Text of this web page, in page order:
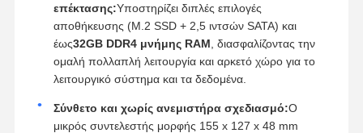
επέκτασης:Υποστηρίζει διπλές επιλογές
αποθήκευσης (M.2 SSD + 2,5 ιντσών SATA) και
έως32GB DDR4 μνήμης RAM , διασφαλίζοντας την
ομαλή πολλαπλή λειτουργία και αρκετό χώρο για το
λειτουργικό σύστημα και τα δεδομένα.
Σύνθετο και χωρίς ανεμιστήρα σχεδιασμό:Ο
μικρός συντελεστής μορφής 155 x 127 x 48 mm